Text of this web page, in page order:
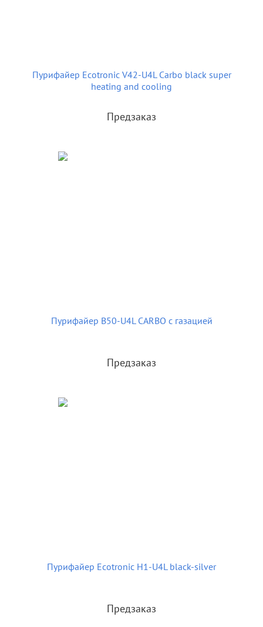
Пурифайер Ecotronic V42-U4L Carbo black super
heating and cooling
Предзаказ
Пурифайер B50-U4L CARBO с газацией
Предзаказ
Пурифайер Ecotronic H1-U4L black-silver
Предзаказ